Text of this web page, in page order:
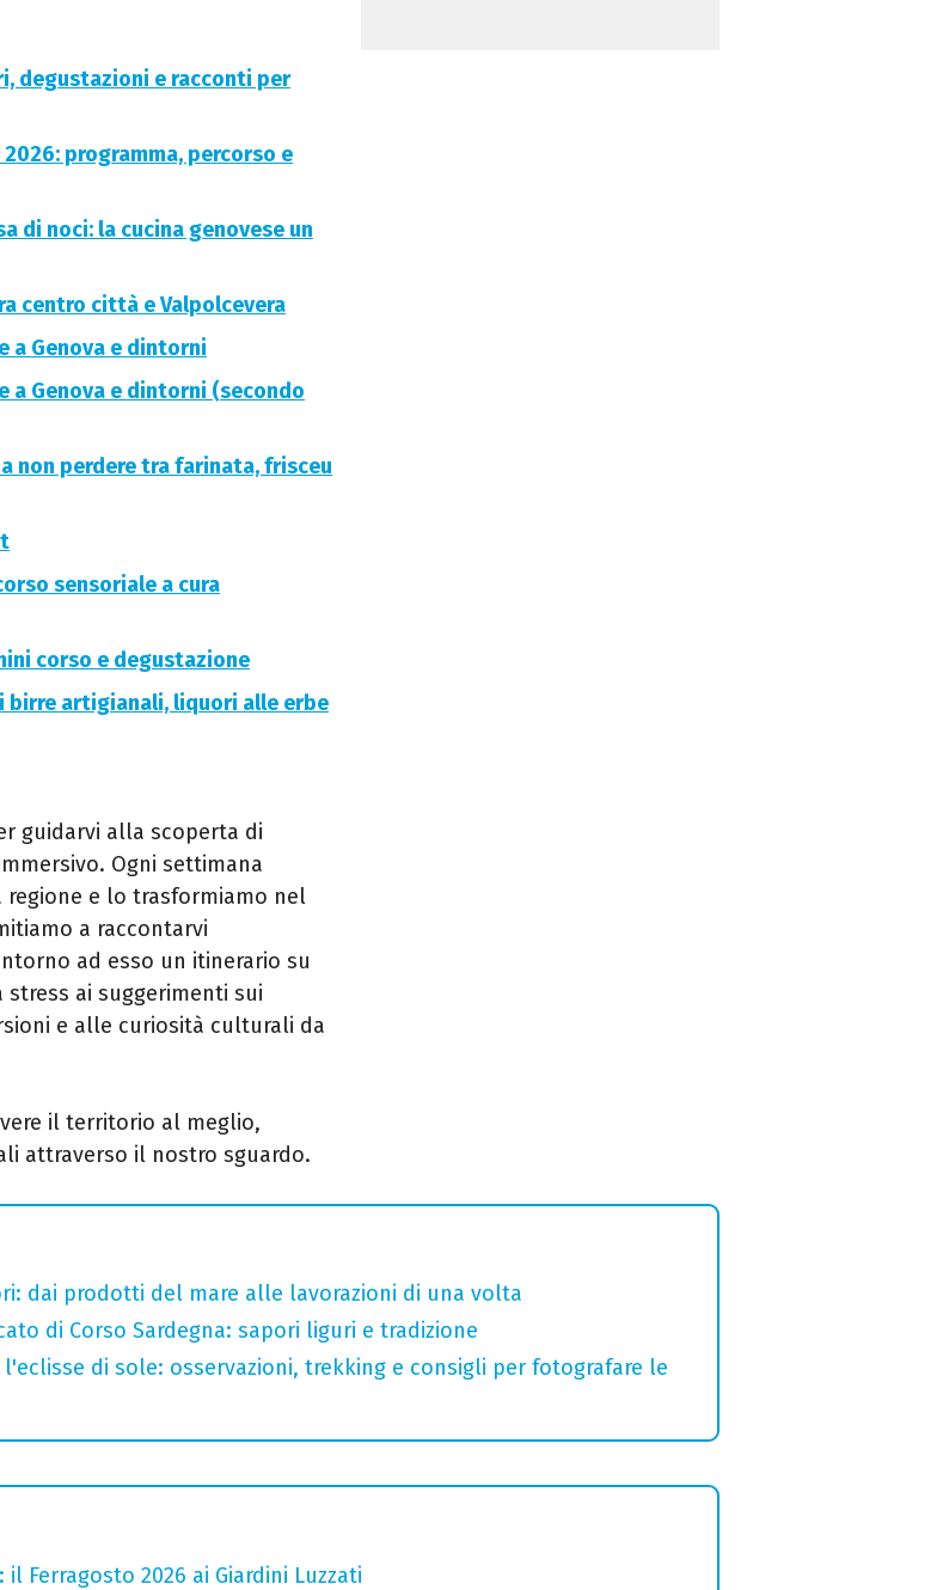
degustazioni e racconti per
programma, percorso e
di noci: la cucina genovese un
centro città e Valpolcevera
a Genova e dintorni
a Genova e dintorni (secondo
non perdere tra farinata, frisceu
sensoriale a cura
corso e degustazione
birre artigianali, liquori alle erbe
guidarvi alla scoperta di
Ogni settimana
e lo trasformiamo nel
a raccontarvi
ad esso un itinerario su
stress ai suggerimenti sui
e alle curiosità culturali da
il territorio al meglio,
attraverso il nostro sguardo.
dai prodotti del mare alle lavorazioni di una volta
di Corso Sardegna: sapori liguri e tradizione
di sole: osservazioni, trekking e consigli per fotografare le
Ferragosto 2026 ai Giardini Luzzati